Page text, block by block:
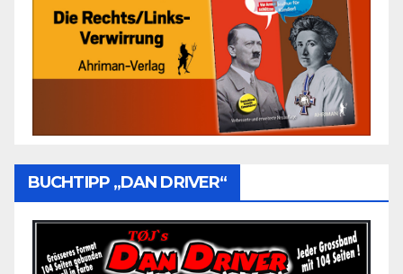
BUCHTIPP „DAN DRIVER“